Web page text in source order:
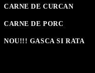
CARNE DE CURCAN
CARNE DE PORC
NOU!!! GASCA SI RATA